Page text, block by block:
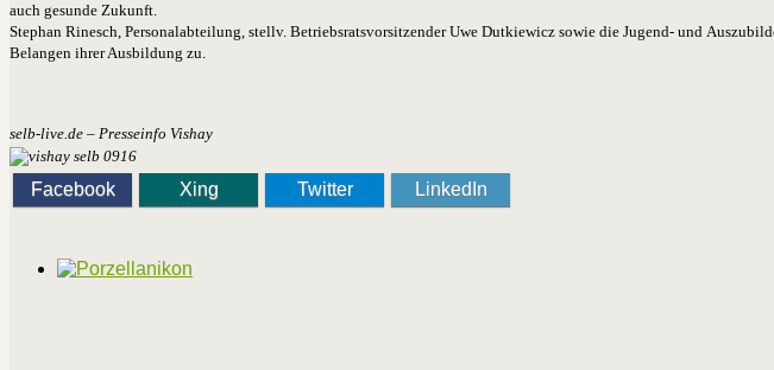
auch gesunde Zukunft.
Stephan Rinesch, Personalabteilung, stellv. Betriebsratsvorsitzender Uwe Dutkiewicz sowie die Jugend- und
Belangen ihrer Ausbildung zu.
selb-live.de – Presseinfo Vishay
Facebook Xing Twitter LinkedIn